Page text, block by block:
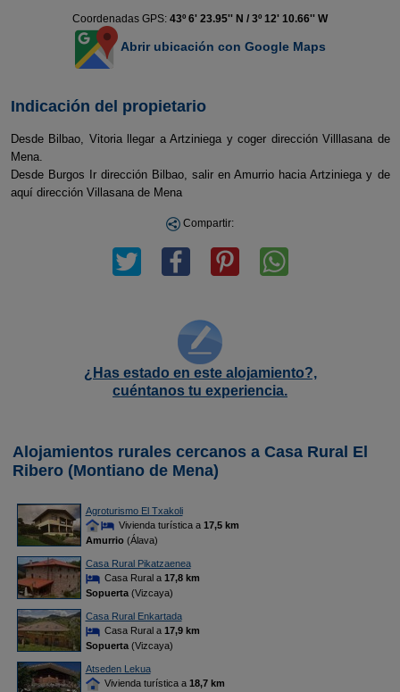
Coordenadas GPS: 43º 6' 23.95'' N / 3º 12' 10.66'' W
Abrir ubicación con Google Maps
Indicación del propietario
Desde Bilbao, Vitoria llegar a Artziniega y coger dirección Villlasana de
Mena.
Desde Burgos Ir dirección Bilbao, salir en Amurrio hacia Artziniega y de
aquí dirección Villasana de Mena
Compartir:
¿Has estado en este alojamiento?,
cuéntanos tu experiencia.
Alojamientos rurales cercanos a Casa Rural El
Ribero (Montiano de Mena)
Agroturismo El Txakoli
Vivienda turística a 17,5 km
Amurrio(Álava)
Casa Rural Pikatzaenea
Casa Rural a 17,8 km
Sopuerta(Vizcaya)
Casa Rural Enkartada
Casa Rural a 17,9 km
Sopuerta(Vizcaya)
Atseden Lekua
Vivienda turística a 18,7 km